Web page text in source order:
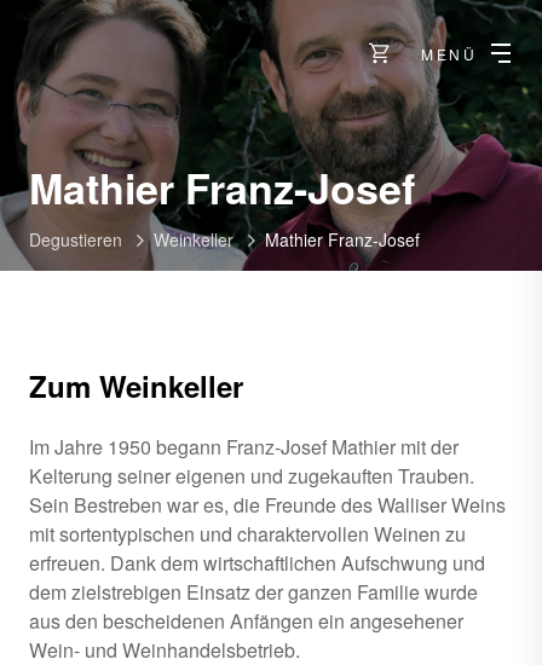
MENÜ
Mathier Franz-Josef-
Degustieren Weinkeller Mathier Franz-Josef
Zum Weinkeller
Im Jahre 1950 begann Franz-Josef Mathier mit der
Kelterung seiner eigenen und zugekauften Trauben.
Sein Bestreben war es, die Freunde des Walliser Weins
mit sortentypischen und charaktervollen Weinen zu
erfreuen. Dank dem wirtschaftlichen Aufschwung und
dem zielstrebigen Einsatz der ganzen Familie wurde
aus den bescheidenen Anfängen ein angesehener
Wein- und Weinhandelsbetrieb.